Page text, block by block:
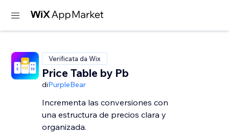
Verificata da Wix
Price Table by Pb
diPurpleBear
Incrementa las conversiones con
una estructura de precios clara y
organizada.